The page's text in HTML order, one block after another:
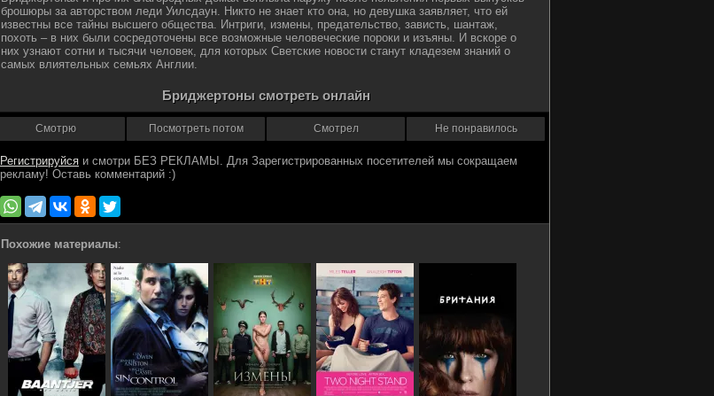
брошюры за авторством леди Уилсдаун. Никто не знает кто она, но девушка заявляет, что ей
известны все тайны высшего общества. Интриги, измены, предательство, зависть, шантаж,
похоть – в них были сосредоточены все возможные человеческие пороки и изъяны. И вскоре о
них узнают сотни и тысячи человек, для которых Светские новости станут кладезем знаний о
самых влиятельных семьях Англии.
Бриджертоны смотреть онлайн
Смотрю Посмотреть потом Смотрел Не понравилось
Регистрируйся
Похожие материалы: